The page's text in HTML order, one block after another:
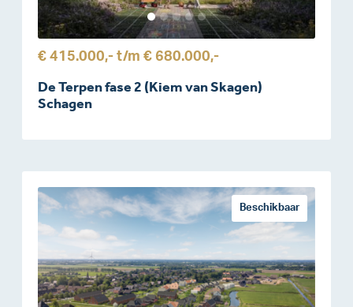
€ 415.000,- t/m € 680.000,-
De Terpen fase 2 (Kiem van Skagen)
Schagen
Beschikbaar